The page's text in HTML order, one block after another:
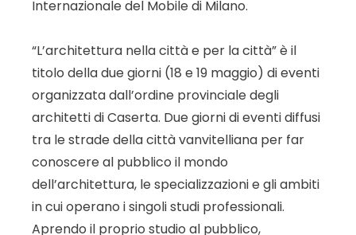
Internazionale del Mobile di Milano.
“L’architettura nella città e per la città” è il
titolo della due giorni (18 e 19 maggio) di eventi
organizzata dall’ordine provinciale degli
architetti di Caserta. Due giorni di eventi diffusi
tra le strade della città vanvitelliana per far
conoscere al pubblico il mondo
dell’architettura, le specializzazioni e gli ambiti
in cui operano i singoli studi professionali.
Aprendo il proprio studio al pubblico,